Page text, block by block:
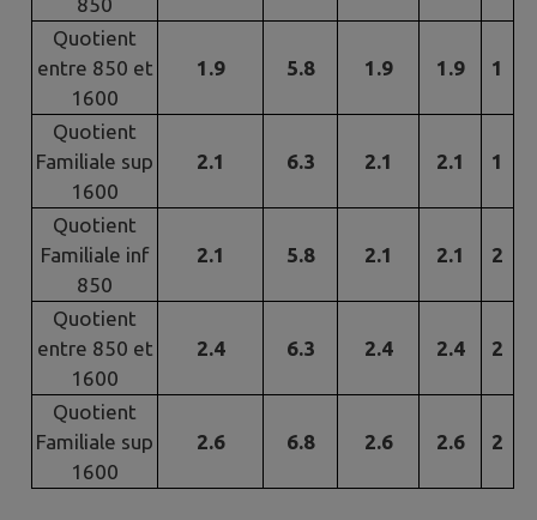
Quotient
entre 850 et
1600
1.9 5.8 1.9 1.9 1
Quotient
Familiale sup
1600
2.1 6.3 2.1 2.1 1
Quotient
Familiale inf
850
2.1 5.8 2.1 2.1 2
Quotient
entre 850 et
1600
2.4 6.3 2.4 2.4 2
Quotient
Familiale sup
1600
2.6 6.8 2.6 2.6 2